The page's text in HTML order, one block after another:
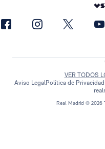
Real Madrid © 2026
VER TODOS
Aviso LegalPolítica de Privacidad